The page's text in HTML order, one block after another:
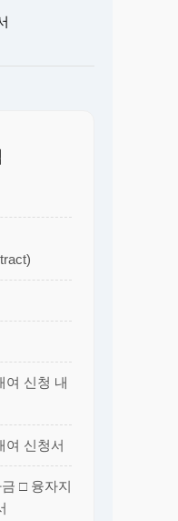
여 신청 내
여 신청서
□ 융자지